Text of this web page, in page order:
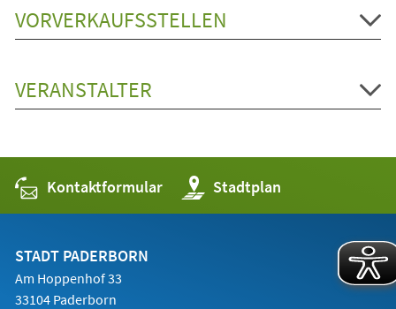
VORVERKAUFSSTELLEN
VERANSTALTER
Kontaktformular Stadtplan
(Öffnet
in
einem
STADT PADERBORN
Am Hoppenhof 33
33104 Paderborn